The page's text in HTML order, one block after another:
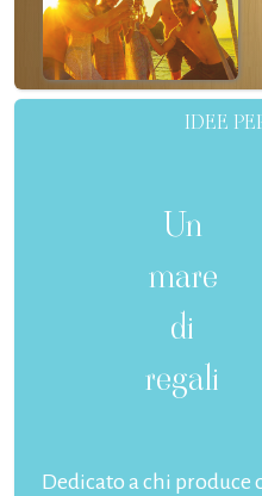
IDEE
Un
mare
di
regali
Dedicato a chi